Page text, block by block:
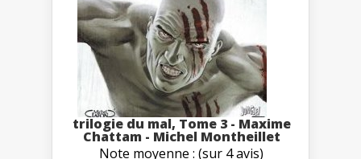
trilogie du mal, Tome 3 - Maxime
Chattam - Michel Montheillet
Note moyenne : (sur 4 avis)